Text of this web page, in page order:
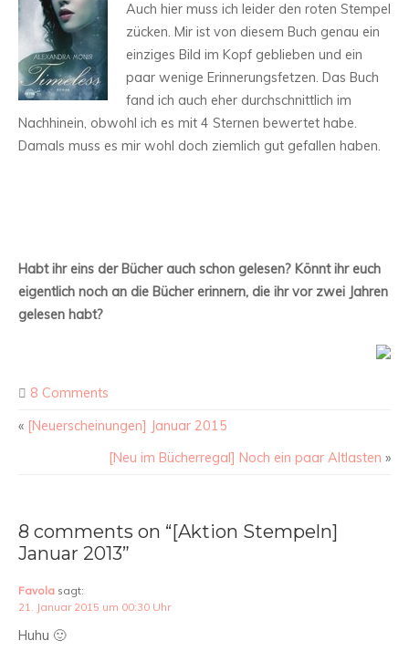
Auch hier muss ich leider den roten Stempel
zücken. Mir ist von diesem Buch genau ein
einziges Bild im Kopf geblieben und ein
paar wenige Erinnerungsfetzen. Das Buch
fand ich auch eher durchschnittlich im
Nachhinein, obwohl ich es mit 4 Sternen bewertet habe.
Damals muss es mir wohl doch ziemlich gut gefallen haben.
Habt ihr eins der Bücher auch schon gelesen? Könnt ihr euch
eigentlich noch an die Bücher erinnern, die ihr vor zwei Jahren
gelesen habt?
8 Comments
« [Neuerscheinungen] Januar 2015
[Neu im Bücherregal] Noch ein paar Altlasten »
8 comments on “[Aktion Stempeln]
Januar 2013”
Favola sagt:
21. Januar 2015 um 00:30 Uhr
Huhu 🙂